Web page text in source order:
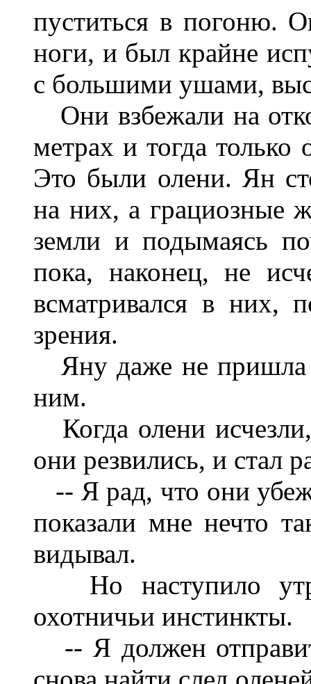
пуститься в погоню.
ноги, и был крайне
с большими ушами,
Они взбежали на
метрах и тогда только
Это были олени. Ян
на них, а грациозные
земли и подымаясь
пока, наконец, не
всматривался в них,
зрения.
Яну даже не пришла
ним.
Когда олени
они резвились, и стал
-- Я рад, что они
показали мне нечто
видывал.
Но наступило
охотничьи инстинкты.
-- Я должен